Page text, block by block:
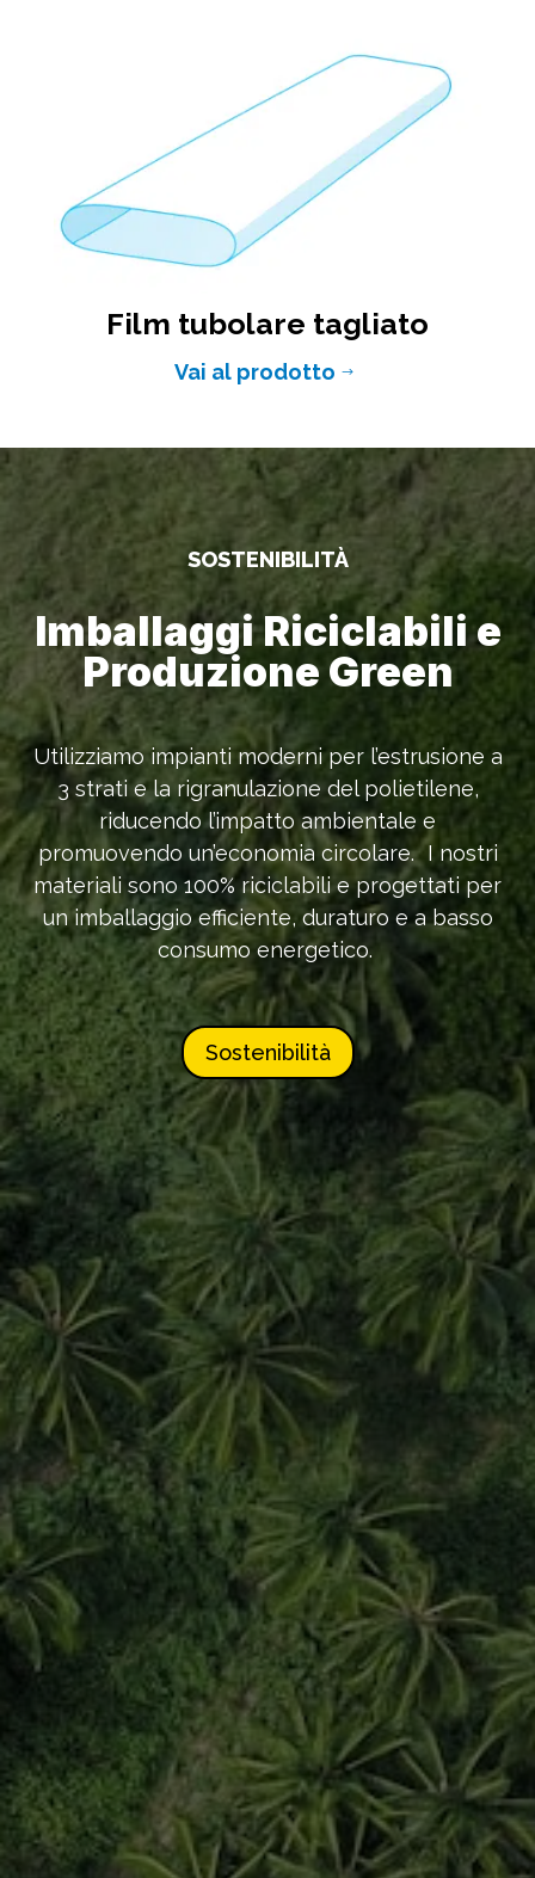
Film tubolare tagliato
Vai al prodotto $
SOSTENIBILITÀ
Imballaggi Riciclabili e
Produzione Green
Utilizziamo impianti moderni per l’estrusione a
3 strati e la rigranulazione del polietilene,
riducendo l’impatto ambientale e
promuovendo un’economia circolare. I nostri
materiali sono 100% riciclabili e progettati per
un imballaggio efficiente, duraturo e a basso
consumo energetico.
Sostenibilità